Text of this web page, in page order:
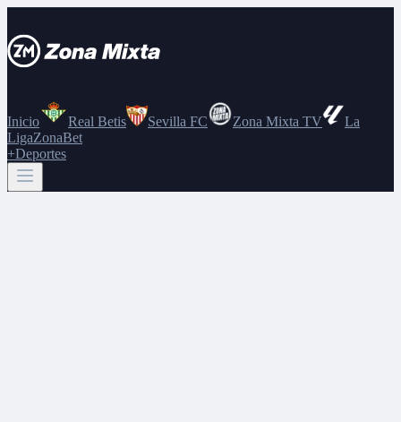
Inicio Real Betis Sevilla FC Zona Mixta TV
La
LigaZonaBet
+Deportes